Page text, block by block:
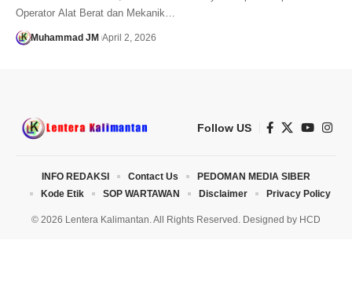
Operator Alat Berat dan Mekanik…
Muhammad JM April 2, 2026
Follow US
© 2026 Lentera Kalimantan. All Rights Reserved. Designed by HCD
INFO REDAKSI Contact Us
PEDOMAN MEDIA SIBER
Kode Etik
SOP WARTAWAN Disclaimer Privacy Policy